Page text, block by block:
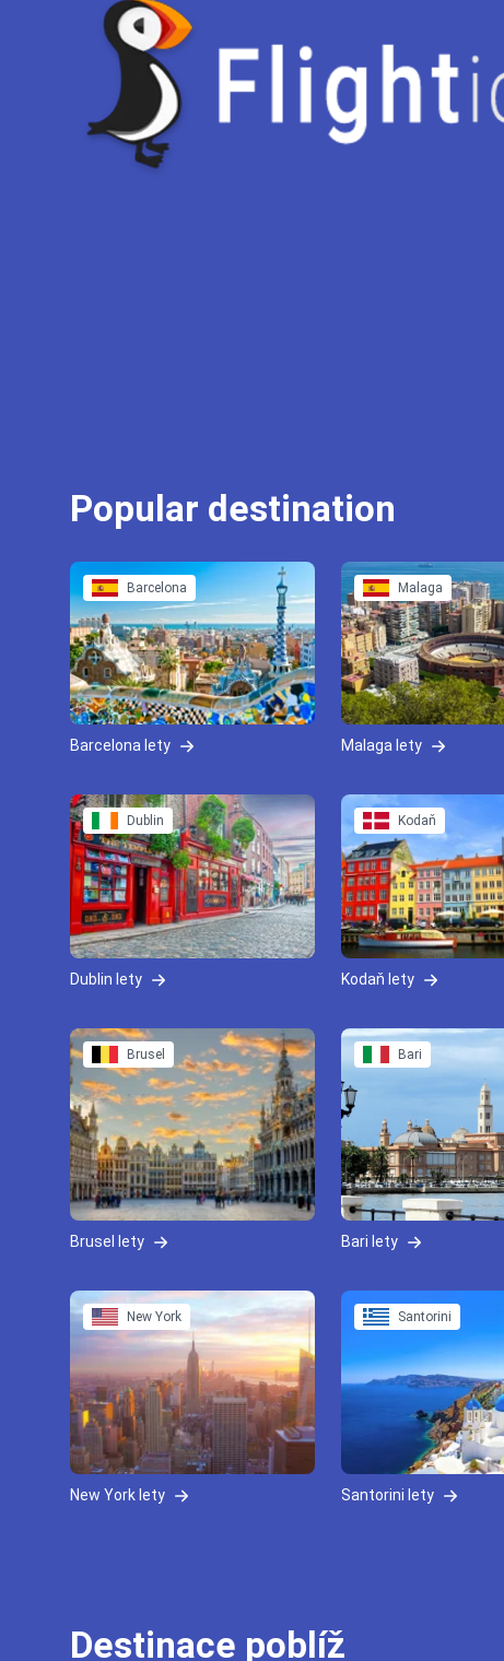
Popular destination
Barcelona
Barcelona lety
Malaga
Malaga lety
Dublin
Dublin lety
Kodaň
Kodaň lety
Brusel
Brusel lety
Bari
Bari lety
New York
New York lety
Santorini
Santorini lety
Destinace poblíž